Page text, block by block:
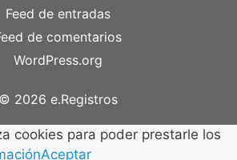
Feed de entradas
de comentarios
WordPress.org
© 2026 e.Registros
cookies para poder prestarle los
Aceptar